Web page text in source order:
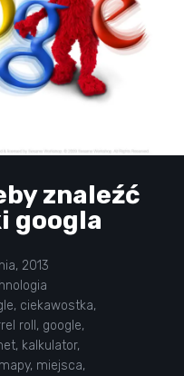
znaleźć
googla
2013
, ciekawostka,
roll , google,
, kalkulator,
mapy, miejsca,